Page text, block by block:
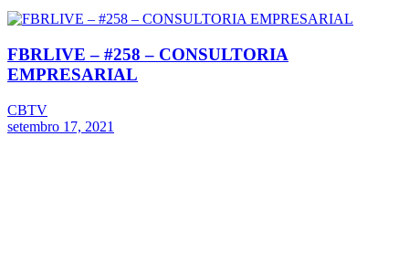
FBRLIVE – #258 – CONSULTORIA
EMPRESARIAL
CBTV
setembro 17, 2021